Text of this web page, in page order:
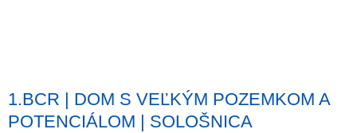
1.BCR | DOM S VEĽKÝM POZEMKOM A
POTENCIÁLOM | SOLOŠNICA